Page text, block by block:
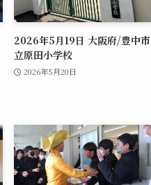
2026年5月19日 大阪府/豊中市
立原田小学校
2026年5月20日